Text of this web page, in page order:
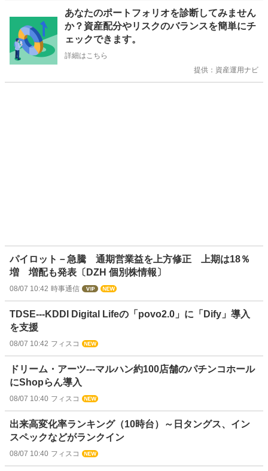
あなたのポートフォリオを診断してみません
か？資産配分やリスクのバランスを簡単にチ
ェックできます。
詳細はこちら
提供：資産運用ナビ
パイロット－急騰 通期営業益を上方修正 上期は18％
増 増配も発表〔DZH 個別株情報〕
08/07 10:42 時事通信
TDSE---KDDI Digital Lifeの「povo2.0」に「Dify」導入
を支援
08/07 10:42 フィスコ
ドリーム・アーツ---マルハン約100店舗のパチンコホール
にShopらん導入
08/07 10:40 フィスコ
出来高変化率ランキング（10時台）～日タングス、イン
スペックなどがランクイン
08/07 10:40 フィスコ